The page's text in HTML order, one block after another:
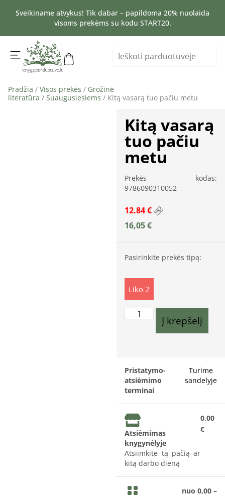
Sveikiname atvykus! Tik dabar – papildoma 20% nuolaida
visoms prekėms su kodu START20.
Pradžia / Visos prekės / Grožinė
literatūra / Suaugusiesiems / Kitą vasarą tuo pačiu metu
Kitą vasarą
tuo pačiu
metu
Prekės kodas:
9786090310052
12.84 €
16,05€
Pasirinkite prekės tipą:
Liko 2
Į krepšelį
Pristatymo-
atsiėmimo
terminai
Turime
sandelyje
Atsiėmimas
knygynėlyje
Atsiimkite tą pačią ar
kitą darbo dieną
0,00
€
nuo 0,00 –